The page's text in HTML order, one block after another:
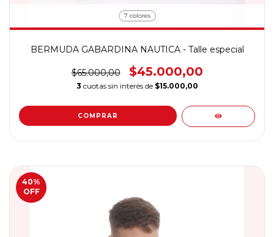
7 colores
BERMUDA GABARDINA NAUTICA - Talle especial
$65.000,00 $45.000,00
3 cuotas sin interés de $15.000,00
COMPRAR
40%
OFF